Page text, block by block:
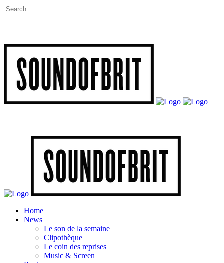
Home
News
Le son de la semaine
Clipothèque
Le coin des reprises
Music & Screen